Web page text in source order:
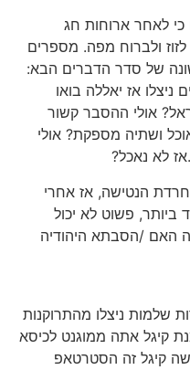
לאחר ארוחות חג
ולברוח מפה. מספרים
של סדר הדברים הבא:
אז יאללה בואו
אולי ההסבר קשור
ושתיה מספקת? אולי
לא נאכל?
הנטישה, אז אחרי
פשוט לא יכול
/הסבתא היהודיה
ניצלו מהתרוקנות
אתה ממוגנט לכיסא
קיגל זה הסטרטאפ